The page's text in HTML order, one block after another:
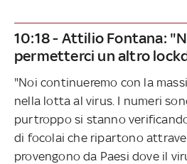
10:18 - Attilio Fontana:
permetterci un altro
"Noi continueremo con la
nella lotta al virus. I numeri
purtroppo si stanno
di focolai che ripartono
provengono da Paesi dove il